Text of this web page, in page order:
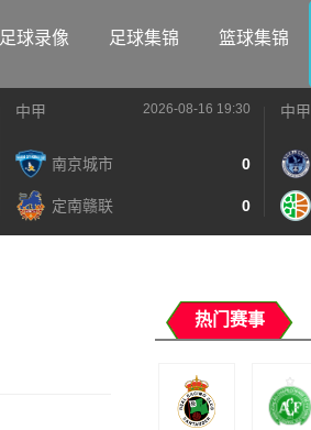
足球录像 足球集锦 篮球集锦
中甲 2026-08-16 19:30
南京城市 0
定南赣联 0
中甲
热门赛事